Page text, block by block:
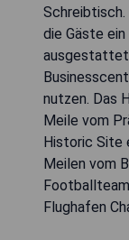
Schreibtisch.
die Gäste
nutzen. Das
Meile vom
Historic Site
Meilen vom
Flughafen